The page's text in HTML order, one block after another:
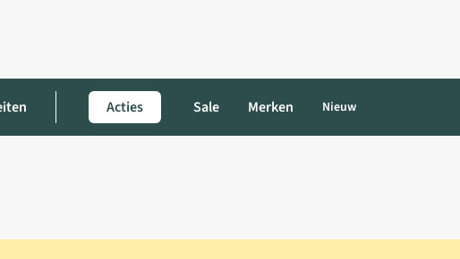
Acties Sale Merken Nieuw